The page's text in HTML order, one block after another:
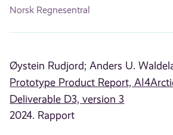
Norsk Regnesentral
Øystein Rudjord; Anders U.
Prototype Product Report,
Deliverable D3, version 3
2024. Rapport